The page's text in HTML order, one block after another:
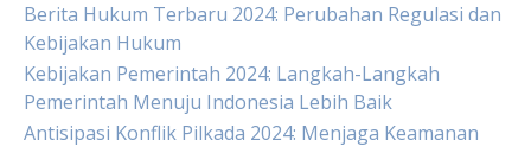
Berita Hukum Terbaru 2024: Perubahan Regulasi dan
Kebijakan Hukum
Kebijakan Pemerintah 2024: Langkah-Langkah
Pemerintah Menuju Indonesia Lebih Baik
Antisipasi Konflik Pilkada 2024: Menjaga Keamanan